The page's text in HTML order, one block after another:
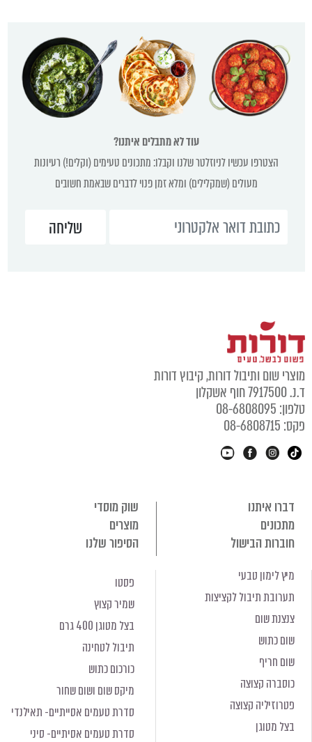
עוד לא מתבלים איתנו?
הצטרפו עכשיו לניוזלטר שלנו וקבלו: מתכונים טעימים (וקלים!) רעיונות
מעולים (שמקלילים) ומלא זמן פנוי לדברים שבאמת חשובים
מוצרי שום ותיבול דורות, קיבוץ דורות
ד.נ. 7917500 חוף אשקלון
טלפון: 08-6808095
פקס: 08-6808715
דברו איתנו
שוק מוסדי
מתכונים
מוצרים
חוברות הבישול
הסיפור שלנו
מיץ לימון טבעי
תערובת תיבול לקציצות
צנצנת שום
שום כתוש
שום חריף
כוסברה קצוצה
פטרוזיליה קצוצה
בצל מטוגן
פסטו
שמיר קצוץ
בצל מטוגן 400 גרם
תיבול לטחינה
כורכום כתוש
מיקס שום ושום שחור
סדרת טעמים אסייתיים- תאילנדי
סדרת טעמים אסיתיים- סיני